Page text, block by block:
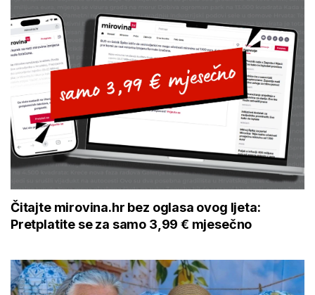
Čitajte mirovina.hr bez oglasa ovog ljeta:
Pretplatite se za samo 3,99 € mjesečno